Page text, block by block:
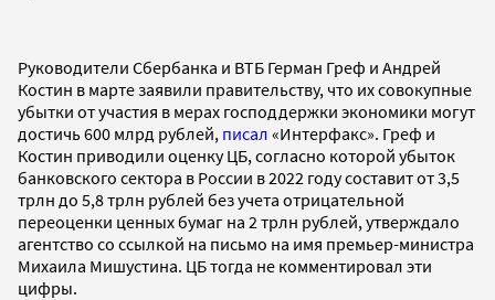
Руководители Сбербанка и ВТБ Герман Греф и Андрей
Костин в марте заявили правительству, что их совокупные
убытки от участия в мерах господдержки экономики могут
достичь 600 млрд рублей, писал «Интерфакс». Греф и
Костин приводили оценку ЦБ, согласно которой убыток
банковского сектора в России в 2022 году составит от 3,5
трлн до 5,8 трлн рублей без учета отрицательной
переоценки ценных бумаг на 2 трлн рублей, утверждало
агентство со ссылкой на письмо на имя премьер-министра
Михаила Мишустина. ЦБ тогда не комментировал эти
цифры.